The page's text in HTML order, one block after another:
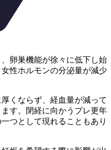
卵巣機能が徐々に低下し始
性ホルモンの分泌量が減少
くならず、経血量が減って
す。
閉経に向かうプレ更年
つとして現れることもあり